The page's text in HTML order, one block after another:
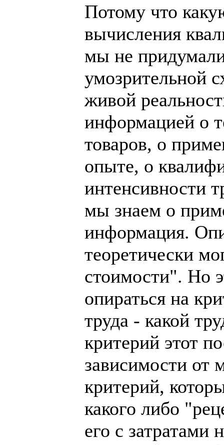
Потому что
вычисления
мы не
умозрительной
живой
информацией о
товаров, о
опыте, о
интенсивности
мы знаем о
информация.
теоретически
стоимости". Но
опираться на
труда - какой
критерий этот
зависимости от
критерий,
какого либо
его с затратами